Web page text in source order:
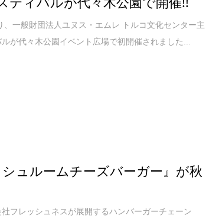
一般財団法人ユヌス・エムレ トルコ文化センター主
が代々木公園イベント広場で初開催されました...
シュルームチーズバーガー』が秋
フレッシュネスが展開するハンバーガーチェーン